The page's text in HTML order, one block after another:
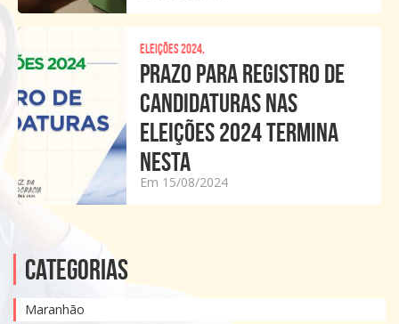
Eleições 2024,
PRAZO PARA REGISTRO DE
CANDIDATURAS NAS
ELEIÇÕES 2024 TERMINA
NESTA
Em 15/08/2024
Categorias
Maranhão